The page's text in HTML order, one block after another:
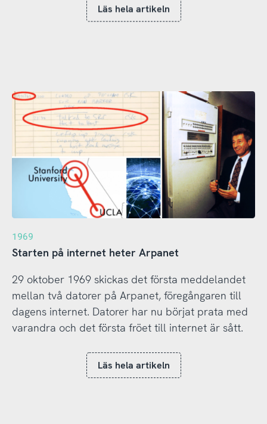
Läs hela artikeln
1969
Starten på internet heter Arpanet
29 oktober 1969 skickas det första meddelandet
mellan två datorer på Arpanet, föregångaren till
dagens internet. Datorer har nu börjat prata med
varandra och det första fröet till internet är sått.
Läs hela artikeln